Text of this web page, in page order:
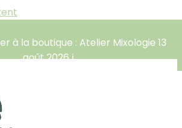
à la boutique : Atelier Mixologie 13
août 2026 ℹ️